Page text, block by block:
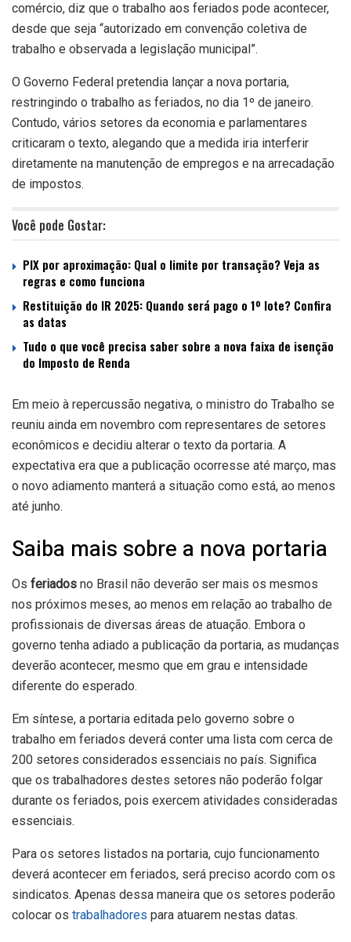
comércio, diz que o trabalho aos feriados pode acontecer,
desde que seja “autorizado em convenção coletiva de
trabalho e observada a legislação municipal”.
O Governo Federal pretendia lançar a nova portaria,
restringindo o trabalho as feriados, no dia 1º de janeiro.
Contudo, vários setores da economia e parlamentares
criticaram o texto, alegando que a medida iria interferir
diretamente na manutenção de empregos e na arrecadação
de impostos.
Você pode Gostar:
PIX por aproximação: Qual o limite por transação? Veja as
regras e como funciona
Restituição do IR 2025: Quando será pago o 1º lote? Confira
as datas
Tudo o que você precisa saber sobre a nova faixa de isenção
do Imposto de Renda
Em meio à repercussão negativa, o ministro do Trabalho se
reuniu ainda em novembro com representares de setores
econômicos e decidiu alterar o texto da portaria. A
expectativa era que a publicação ocorresse até março, mas
o novo adiamento manterá a situação como está, ao menos
até junho.
Saiba mais sobre a nova portaria
Os feriados no Brasil não deverão ser mais os mesmos
nos próximos meses, ao menos em relação ao trabalho de
profissionais de diversas áreas de atuação. Embora o
governo tenha adiado a publicação da portaria, as mudanças
deverão acontecer, mesmo que em grau e intensidade
diferente do esperado.
Em síntese, a portaria editada pelo governo sobre o
trabalho em feriados deverá conter uma lista com cerca de
200 setores considerados essenciais no país. Significa
que os trabalhadores destes setores não poderão folgar
durante os feriados, pois exercem atividades consideradas
essenciais.
Para os setores listados na portaria, cujo funcionamento
deverá acontecer em feriados, será preciso acordo com os
sindicatos. Apenas dessa maneira que os setores poderão
colocar os trabalhadores para atuarem nestas datas.